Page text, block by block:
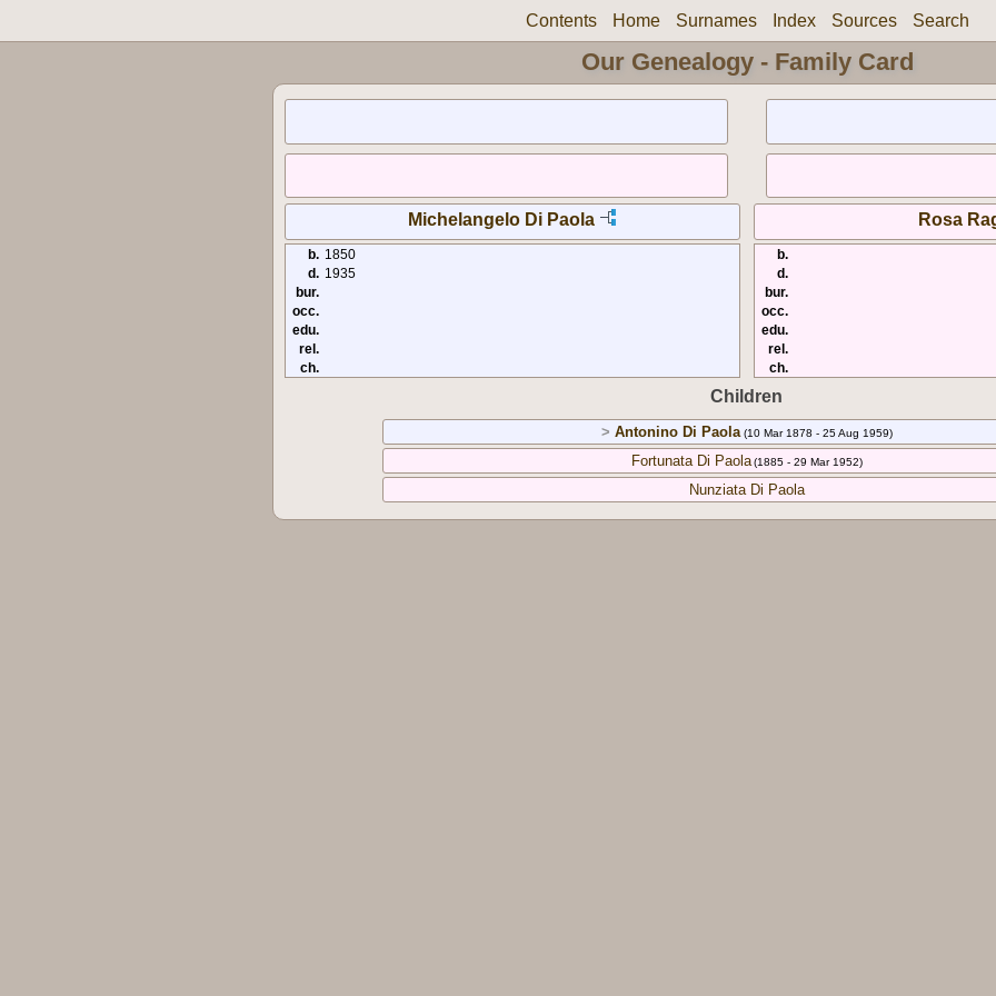
Contents Home Surnames Index Sources Search
Our Genealogy - Family Card
Michelangelo Di Paola Rosa
b. 1850
d. 1935
bur.
occ.
edu.
rel.
ch.
b.
d.
bur.
occ.
edu.
rel.
ch.
Children
>Antonino Di Paola (10 Mar 1878 - 25 Aug 1959)
Fortunata Di Paola(1885 - 29 Mar 1952)
Nunziata Di Paola